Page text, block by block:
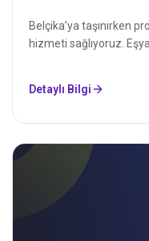
Belçika’ya taşınırken
hizmeti sağlıyoruz.
Detaylı Bilgi